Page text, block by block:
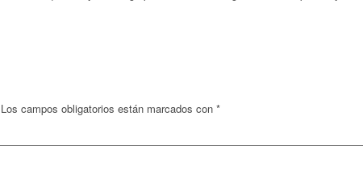
Los campos obligatorios están marcados con*